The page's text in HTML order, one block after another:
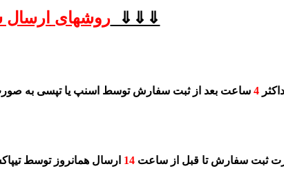
⇓⇓⇓روشهای
4 ساعت بعد از ثبت سفارش توسط اسنپ یا تپسی به
ثبت سفارش تا قبل از ساعت 14 ارسال همانروز توسط